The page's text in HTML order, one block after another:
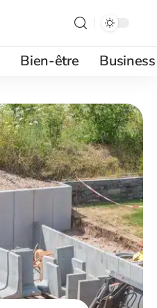
Bien-être Business